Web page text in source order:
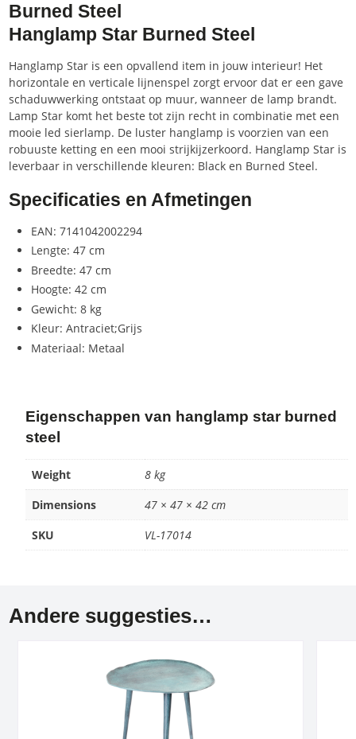
Burned Steel
Hanglamp Star Burned Steel
Hanglamp Star is een opvallend item in jouw interieur! Het
horizontale en verticale lijnenspel zorgt ervoor dat er een gave
schaduwwerking ontstaat op muur, wanneer de lamp brandt.
Lamp Star komt het beste tot zijn recht in combinatie met een
mooie led sierlamp. De luster hanglamp is voorzien van een
robuuste ketting en een mooi strijkijzerkoord. Hanglamp Star is
leverbaar in verschillende kleuren: Black en Burned Steel.
Specificaties en Afmetingen
EAN: 7141042002294
Lengte: 47 cm
Breedte: 47 cm
Hoogte: 42 cm
Gewicht: 8 kg
Kleur: Antraciet;Grijs
Materiaal: Metaal
Eigenschappen van hanglamp star burned
steel
Weight
8 kg
Dimensions
47 × 47 × 42 cm
SKU
VL-17014
Andere suggesties…